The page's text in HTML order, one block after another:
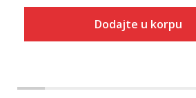
Dodajte u korpu